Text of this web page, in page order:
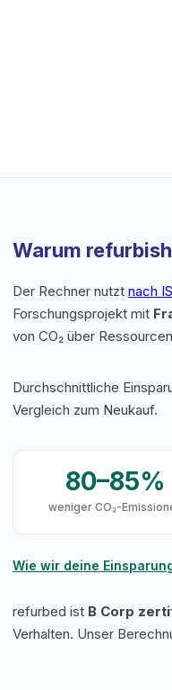
Warum
Der Rechner nutzt nach
Forschungsprojekt mit
von CO₂ über
Durchschnittliche
Vergleich zum Neukauf.
80–85%
weniger CO₂-
Wie wir deine
refurbed ist B Corp
Verhalten. Unser